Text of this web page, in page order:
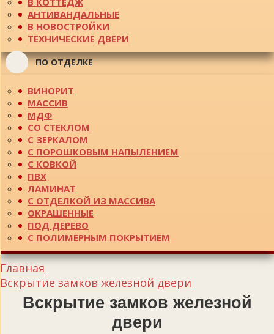
АНТИВАНДАЛЬНЫЕ
В НОВОСТРОЙКИ
ТЕХНИЧЕСКИЕ ДВЕРИ
ПО ОТДЕЛКЕ
ВИНОРИТ
МАССИВ
МДФ
СО СТЕКЛОМ
С ЗЕРКАЛОМ
С ПОРОШКОВЫМ НАПЫЛЕНИЕМ
С КОВКОЙ
ПВХ
ЛАМИНАТ
С ОТДЕЛКОЙ ИЗ МАССИВА
ОКРАШЕННЫЕ
ПОД ДЕРЕВО
С ПОЛИМЕРНЫМ ПОКРЫТИЕМ
Главная
Вскрытие замков железной двери
Вскрытие замков железной
двери